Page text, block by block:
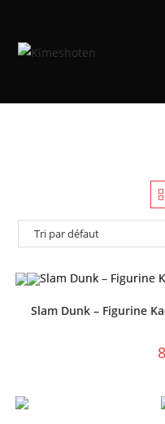
Slam Dunk – Figurine